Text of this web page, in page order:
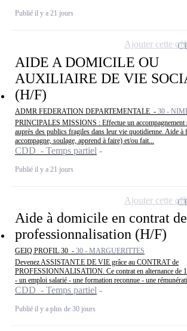
Publié il y a 21 jours
AIDE A DOMICILE OU
AUXILIAIRE DE VIE
(H/F)
ADMR FEDERATION DEPARTEMENTALE - 30 -
PRINCIPALES MISSIONS : Effectue un accompagnement
auprès des publics fragiles dans leur vie quotidienne. Aide à
accompagne, soulage, apprend à faire) et/ou fait...
CDD - Temps partiel
Publié il y a 21 jours
Ajouter cette
Aide à domicile en contrat de
professionnalisation (H/F)
GEIQ PROFIL 30 - 30 - MARGUERITTES
Devenez ASSISTANT.E DE VIE grâce au CONTRAT de
PROFESSIONNALISATION. Ce contrat en alternance de
- un emploi salarié - une formation reconnue - une
CDD - Temps partiel
Publié il y a plus de 30 jours
Ajouter cette